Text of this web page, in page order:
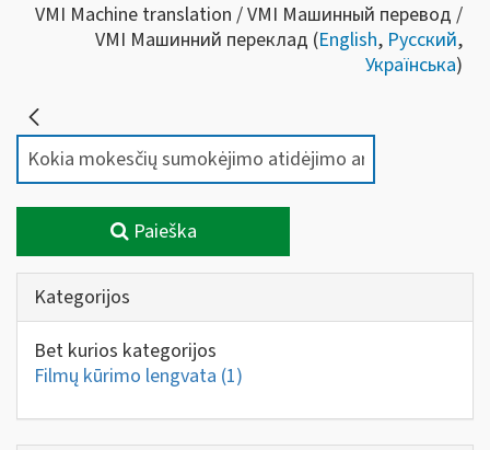
VMI Machine translation / VMI Машинный перевод /
VMI Машинний переклад (English, Русский,
Українська)
Paieška
Kategorijos
Bet kurios kategorijos
Filmų kūrimo lengvata (1)